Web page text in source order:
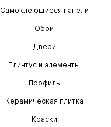
Самоклеющиеся панели
Обои
Двери
Плинтус и элементы
Профиль
Керамическая плитка
Краски